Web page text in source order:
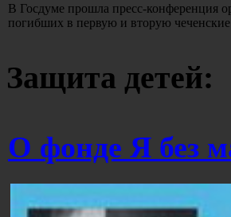
В Госдуме прошла пресс-конференция
погибших в первую и вторую
Защита детей:
О фонде Я без